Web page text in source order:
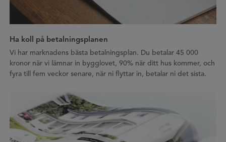
Ha koll på betalningsplanen
Vi har marknadens bästa betalningsplan. Du betalar 45 000
kronor när vi lämnar in bygglovet, 90% när ditt hus kommer, och
fyra till fem veckor senare, när ni flyttar in, betalar ni det sista.